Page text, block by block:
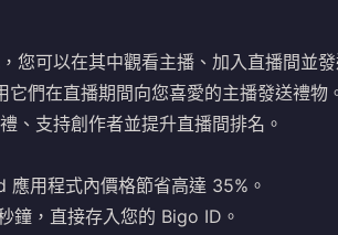
您可以在其中觀看主播、加入直播間並
們在直播期間向您喜愛的主播發送禮物
、支持創作者並提升直播間排名。
應用程式內價格節省高達 35%。
鐘，直接存入您的 Bigo ID。